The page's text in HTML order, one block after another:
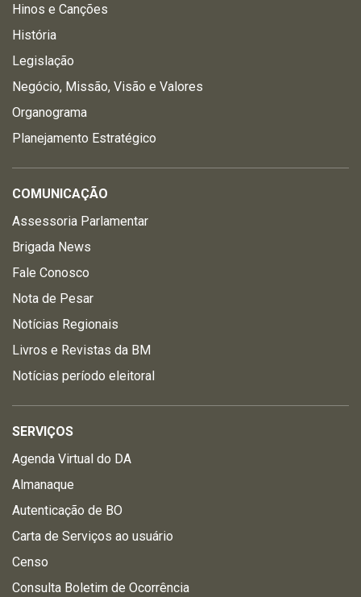
Hinos e Canções
História
Legislação
Negócio, Missão, Visão e Valores
Organograma
Planejamento Estratégico
COMUNICAÇÃO
Assessoria Parlamentar
Brigada News
Fale Conosco
Nota de Pesar
Notícias Regionais
Livros e Revistas da BM
Notícias período eleitoral
SERVIÇOS
Agenda Virtual do DA
Almanaque
Autenticação de BO
Carta de Serviços ao usuário
Censo
Consulta Boletim de Ocorrência